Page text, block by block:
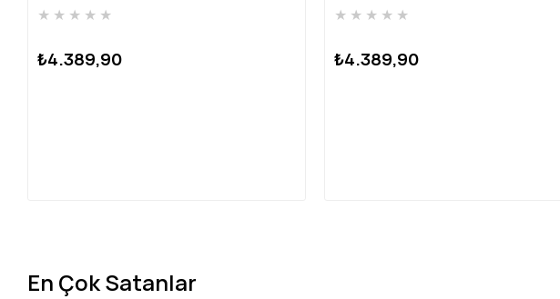
★ ★ ★ ★ ★
₺4.389,90
★ ★ ★ ★ ★
₺4.389,90
En Çok Satanlar